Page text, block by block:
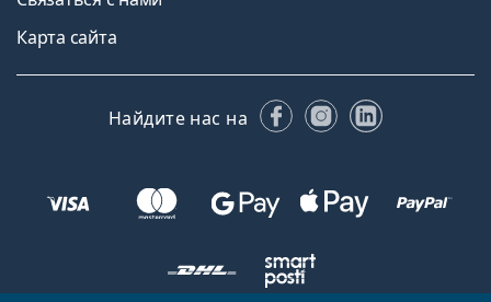
Карта сайта
Найдите нас на FacebookInstagram
LinkedIn